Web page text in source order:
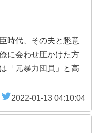
時代、その夫と懇意
に会わせ圧かけた方
「元暴力団員」と高
2022-01-13 04:10:04